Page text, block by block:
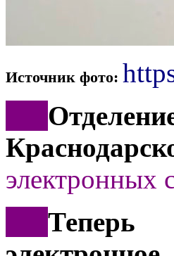
Источник фото:
электронных
Теперь